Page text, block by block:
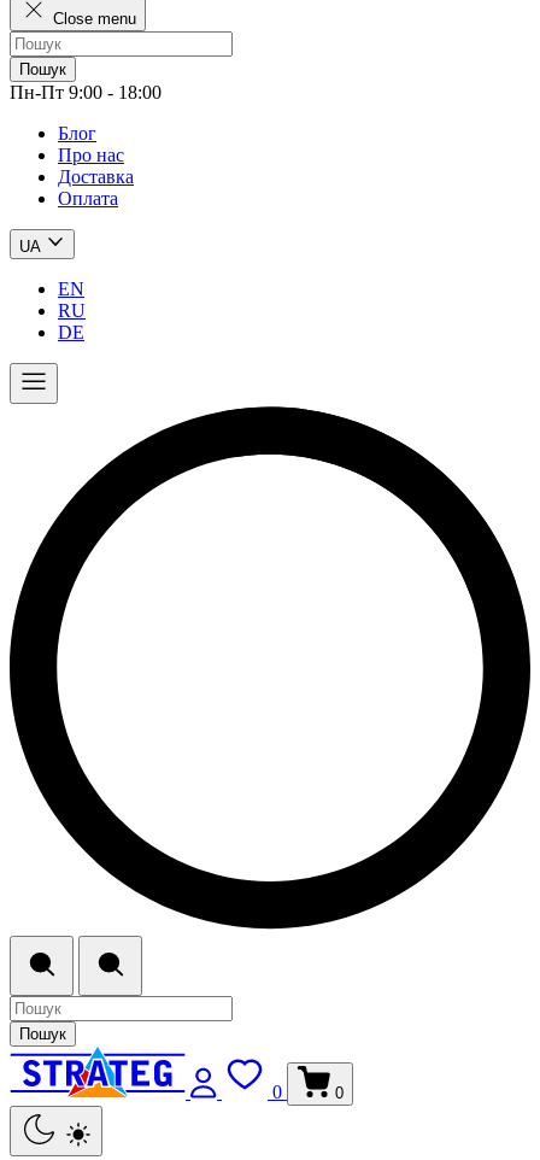
Close menu
Пошук
Пн-Пт 9:00 - 18:00
Блог
Про нас
Доставка
Оплата
UA
EN
RU
DE
Пошук
0 0